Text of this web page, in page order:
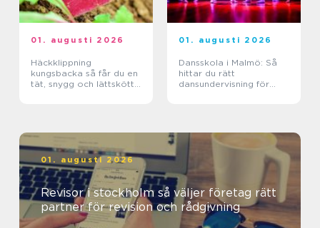
01. augusti 2026
Häckklippning
kungsbacka så får du en
tät, snygg och lättskött
01. augusti 2026
Dansskola i Malmö: Så
hittar du rätt
dansundervisning för
01. augusti 2026
Revisor i stockholm så väljer företag rätt
partner för revision och rådgivning